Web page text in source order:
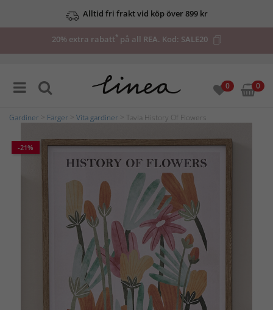
Alltid fri frakt vid köp över 899 kr
20% extra rabatt*på all REA. Kod: SALE20
0 0
Gardiner Färger Vita gardiner > Tavla History Of Flowers
-21%